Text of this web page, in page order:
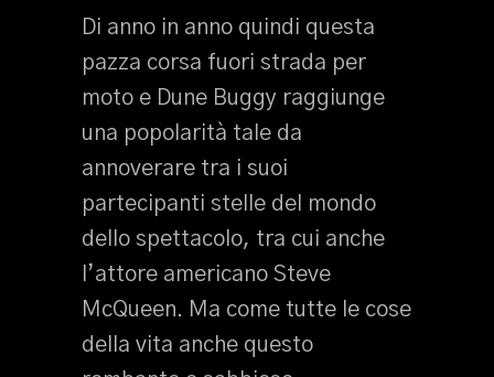
Di anno in anno quindi questa
pazza corsa fuori strada per
moto e Dune Buggy raggiunge
una popolarità tale da
annoverare tra i suoi
partecipanti stelle del mondo
dello spettacolo, tra cui anche
l’attore americano Steve
McQueen. Ma come tutte le cose
della vita anche questo